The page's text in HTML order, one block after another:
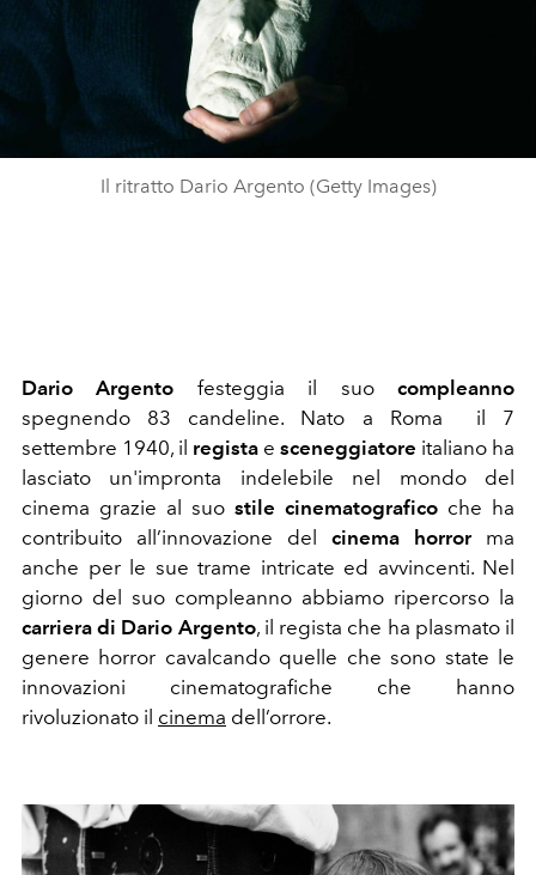
Il ritratto Dario Argento (Getty Images)
Dario Argento festeggia il suocompleanno
spegnendo 83 candeline. Nato a Roma il 7
settembre 1940, il regista e sceneggiatore italiano ha
lasciato un'impronta indelebile nel mondo del
cinema grazie al suo stile cinematografico che ha
contribuito all’innovazione del cinema horror ma
anche per le sue trame intricate ed avvincenti. Nel
giorno del suo compleanno abbiamo ripercorso la
carriera di Dario Argento, il regista che ha plasmato il
genere horror cavalcando quelle che sono state le
innovazioni cinematografiche che hanno
rivoluzionato il cinema dell’orrore.